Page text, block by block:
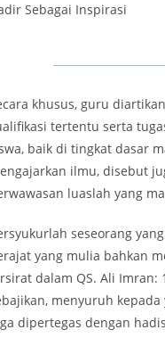
Sebagai Inspirasi
khusus, guru
tertentu serta
baik di tingkat dasar
ilmu, disebut
luaslah yang
seseorang
yang mulia bahkan
dalam QS. Ali Imran:
menyuruh
dipertegas dengan